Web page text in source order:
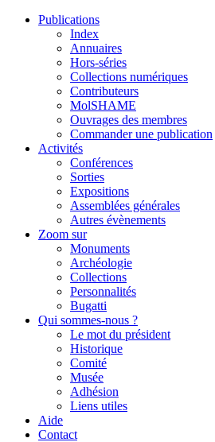
Publications
Index
Annuaires
Hors-séries
Collections numériques
Contributeurs
MolSHAME
Ouvrages des membres
Commander une publication
Activités
Conférences
Sorties
Expositions
Assemblées générales
Autres évènements
Zoom sur
Monuments
Archéologie
Collections
Personnalités
Bugatti
Qui sommes-nous ?
Le mot du président
Historique
Comité
Musée
Adhésion
Liens utiles
Aide
Contact